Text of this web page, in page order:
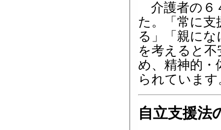
介護者の６
た。「常に
る」「親に
を考えると
め、精神的・
られています
自立支援法